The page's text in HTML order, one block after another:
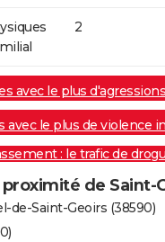
2
avec le plus
avec le plus de violence
: le trafic de
proximité de Saint-
de-Saint-Geoirs (38590)